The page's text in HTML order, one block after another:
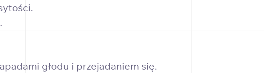
głodu i przejadaniem się.